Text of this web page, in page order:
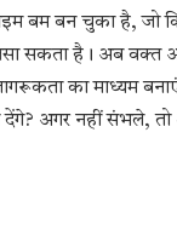
बम बन चुका है, जो
सकता है। अब वक्त
का माध्यम
देंगे? अगर नहीं संभले,